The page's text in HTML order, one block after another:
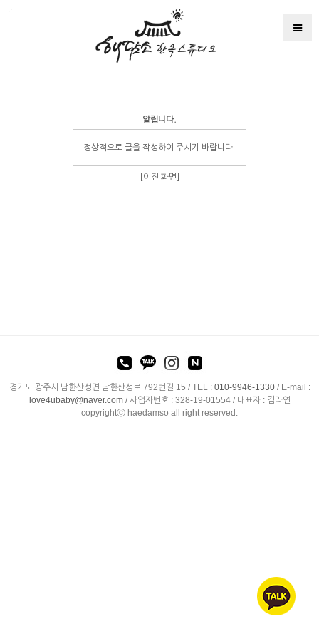
알립니다.
정상적으로 글을 작성하여 주시기 바랍니다.
[이전 화면]
경기도 광주시 남한산성면 남한산성로 792번길 15 /TEL : 010-9946-1330/ E-mail :
love4ubaby@naver.com/ 사업자번호 : 328-19-01554 / 대표자 : 김라연
copyrightⓒ haedamso all right reserved.